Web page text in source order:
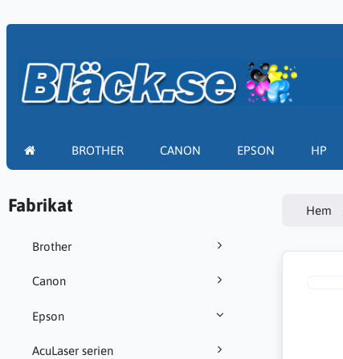
BROTHER CANON EPSON HP
Fabrikat
Brother
Canon
Epson
AcuLaser serien
Hem